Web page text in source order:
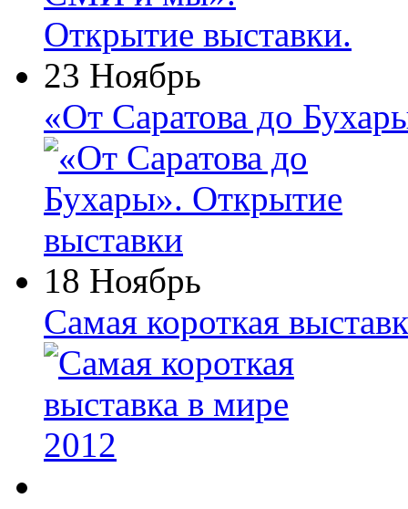
23 Ноябрь
«От Саратова до
18 Ноябрь
Самая короткая